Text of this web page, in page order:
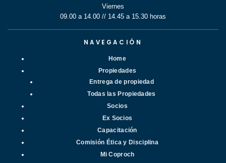
Viernes
09.00 a 14.00 // 14.45 a 15.30 horas
NAVEGACIÓN
Home
Propiedades
Entrega de propiedad
Todas las Propiedades
Socios
Ex Socios
Capacitación
Comisión Ética y Disciplina
Mi Coproch